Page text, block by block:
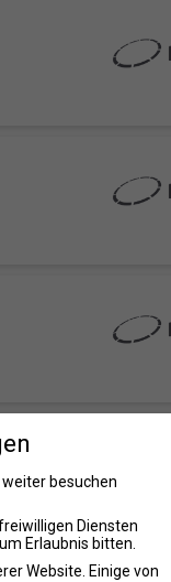
besuchen
Diensten
Erlaubnis bitten.
Website. Einige von